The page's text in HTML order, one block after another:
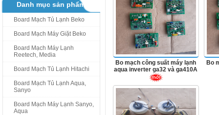
Danh mục sản phẩm
Board Mạch Tủ Lạnh Beko
Board Mạch Máy Giặt Beko
Board Mạch Máy Lạnh
Reetech, Media
Board Mạch Tủ Lạnh Hitachi
Board Mạch Tủ Lạnh Aqua,
Sanyo
Board Mạch Máy Lạnh Sanyo,
Aqua
Bo mạch công suất máy lạnh
aqua inverter ga32 và ga410A
Bo